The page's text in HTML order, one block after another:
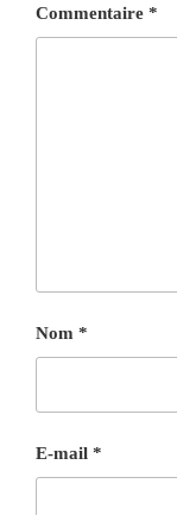
Commentaire *
Nom *
E-mail *